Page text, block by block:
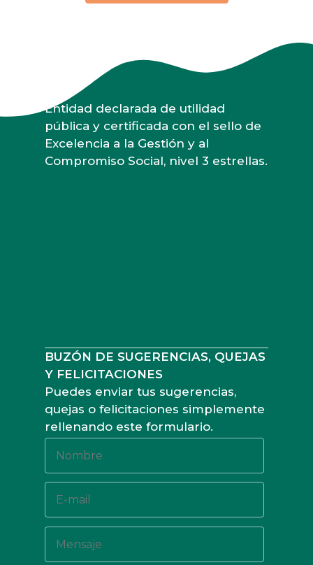
Entidad declarada de utilidad
pública y certificada con el sello de
Excelencia a la Gestión y al
Compromiso Social, nivel 3 estrellas.
BUZÓN DE SUGERENCIAS, QUEJAS
Y FELICITACIONES
Puedes enviar tus sugerencias,
quejas o felicitaciones simplemente
rellenando este formulario.